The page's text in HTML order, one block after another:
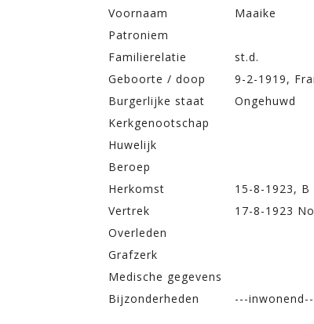
Voornaam
Maaike
Patroniem
Familierelatie
st.d.
Geboorte / doop
9-2-1919,
Burgerlijke staat
Ongehuwd
Kerkgenootschap
Huwelijk
Beroep
Herkomst
15-8-1923, B
Vertrek
17-8-1923
Overleden
Grafzerk
Medische gegevens
Bijzonderheden
---